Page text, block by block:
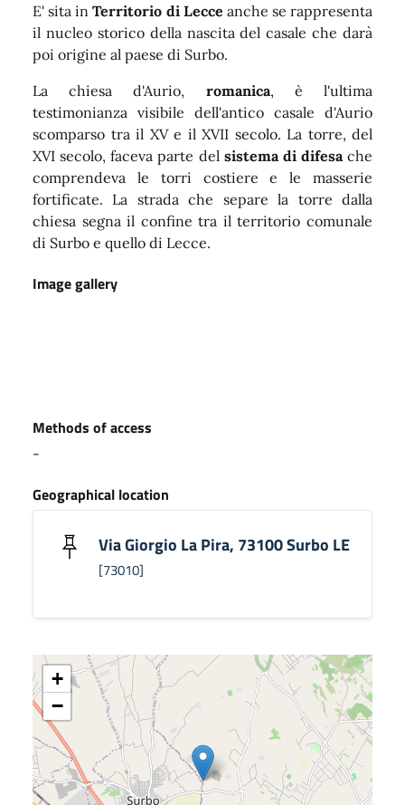
E' sita inTerritorio di Lecce anche se rappresenta
il nucleo storico della nascita del casale che darà
poi origine al paese di Surbo.
La chiesa d'Aurio, romanica, è l'ultima
testimonianza visibile dell'antico casale d'Aurio
scomparso tra il XV e il XVII secolo. La torre, del
XVI secolo, faceva parte del sistema di difesache
comprendeva le torri costiere e le masserie
fortificate. La strada che separe la torre dalla
chiesa segna il confine tra il territorio comunale
di Surbo e quello di Lecce.
Image gallery
Methods of access
-
Geographical location
Via Giorgio La Pira, 73100 Surbo LE
[73010]
+
−